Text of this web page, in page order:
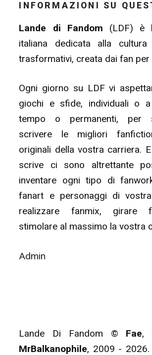
INFORMAZIONI SU
Lande di Fandom (LDF) è
italiana dedicata alla
trasformativi, creata dai fan per
Ogni giorno su LDF vi
giochi e sfide, individuali o
tempo o permanenti, per
scrivere le migliori
originali della vostra carriera.
scrive ci sono altrettante
inventare ogni tipo di
fanart e personaggi di vostra
realizzare fanmix, girare
stimolare al massimo la vostra
Admin
Lande Di Fandom © Fae,
MrBalkanophile, 2009 -